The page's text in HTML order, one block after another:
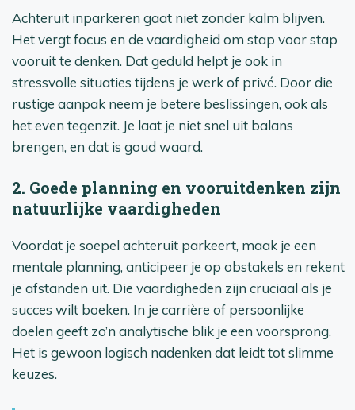
Achteruit inparkeren gaat niet zonder kalm blijven.
Het vergt focus en de vaardigheid om stap voor stap
vooruit te denken. Dat geduld helpt je ook in
stressvolle situaties tijdens je werk of privé. Door die
rustige aanpak neem je betere beslissingen, ook als
het even tegenzit. Je laat je niet snel uit balans
brengen, en dat is goud waard.
2. Goede planning en vooruitdenken zijn
natuurlijke vaardigheden
Voordat je soepel achteruit parkeert, maak je een
mentale planning, anticipeer je op obstakels en rekent
je afstanden uit. Die vaardigheden zijn cruciaal als je
succes wilt boeken. In je carrière of persoonlijke
doelen geeft zo’n analytische blik je een voorsprong.
Het is gewoon logisch nadenken dat leidt tot slimme
keuzes.